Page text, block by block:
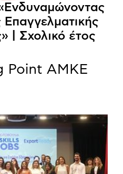
| Σχολικό έτος
Point ΑΜΚΕ